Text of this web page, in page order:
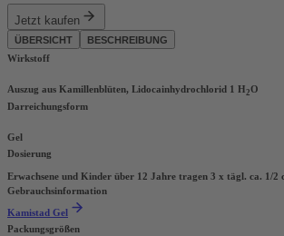
Jetzt kaufen
ÜBERSICHT
BESCHREIBUNG
Wirkstoff
Auszug aus Kamillenblüten, Lidocainhydrochlorid 1 H2O
Darreichungsform
Gel
Dosierung
Erwachsene und Kinder über 12 Jahre tragen 3 x tägl. ca. 1/2
Gebrauchsinformation
Kamistad Gel
Packungsgrößen